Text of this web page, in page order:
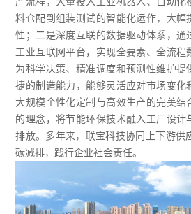
料仓配到组装测试的智能化运作，大幅
性；二是深度互联的数据驱动体系，通
工业互联网平台，实现全要素、全流程
为科学决策、精准调度和预测性维护提
捷的制造能力，能够灵活应对市场变化
大规模个性化定制与高效生产的完美结
的理念，将节能环保技术融入工厂设计
排放。多年来，联宝科技协同上下游供
碳减排，践行企业社会责任。